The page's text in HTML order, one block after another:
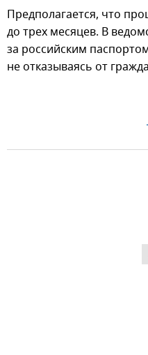
Предполагается, что
до трех месяцев. В
за российским
не отказываясь от